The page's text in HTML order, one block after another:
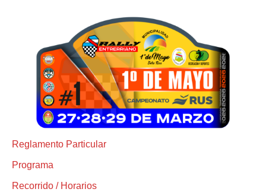
Reglamento Particular
Programa
Recorrido / Horarios